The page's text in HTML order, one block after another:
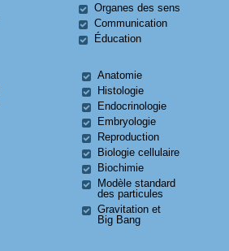
Organes des sens
Communication
Éducation
Anatomie
Histologie
Endocrinologie
Embryologie
Reproduction
Biologie cellulaire
Biochimie
Modèle standard
des particules
Gravitation et
Big Bang